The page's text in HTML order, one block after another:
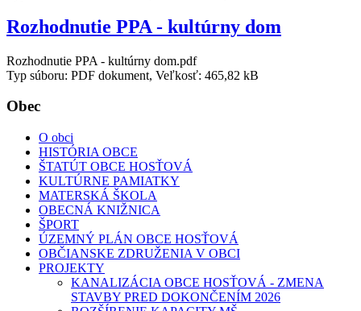
Rozhodnutie PPA - kultúrny dom
Rozhodnutie PPA - kultúrny dom.pdf
Typ súboru: PDF dokument, Veľkosť: 465,82 kB
Obec
O obci
HISTÓRIA OBCE
ŠTATÚT OBCE HOSŤOVÁ
KULTÚRNE PAMIATKY
MATERSKÁ ŠKOLA
OBECNÁ KNIŽNICA
ŠPORT
ÚZEMNÝ PLÁN OBCE HOSŤOVÁ
OBČIANSKE ZDRUŽENIA V OBCI
PROJEKTY
KANALIZÁCIA OBCE HOSŤOVÁ - ZMENA
STAVBY PRED DOKONČENÍM 2026